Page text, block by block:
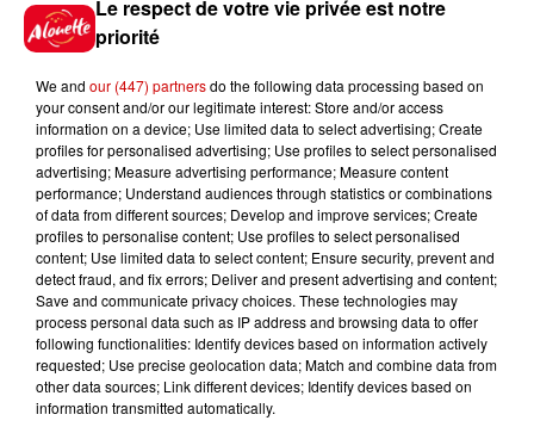
festival Marché Gourmand 2026
à Coulon !
Le Duel - Gagnez vos entrées
pour l'un des zoos de nos
régions !
Destination Vacances - Gagnez
votre séjour en famille au cœur
de la...
Le respect de votre vie privée est notre
priorité
We and our (447) partnersdo the following data processing based on
your consent and/or our legitimate interest: Store and/or access
information on a device; Use limited data to select advertising; Create
profiles for personalised advertising; Use profiles to select personalised
advertising; Measure advertising performance; Measure content
performance; Understand audiences through statistics or combinations
of data from different sources; Develop and improve services; Create
profiles to personalise content; Use profiles to select personalised
content; Use limited data to select content; Ensure security, prevent and
detect fraud, and fix errors; Deliver and present advertising and content;
Save and communicate privacy choices. These technologies may
process personal data such as IP address and browsing data to offer
following functionalities: Identify devices based on information actively
requested; Use precise geolocation data; Match and combine data from
other data sources; Link different devices; Identify devices based on
information transmitted automatically.